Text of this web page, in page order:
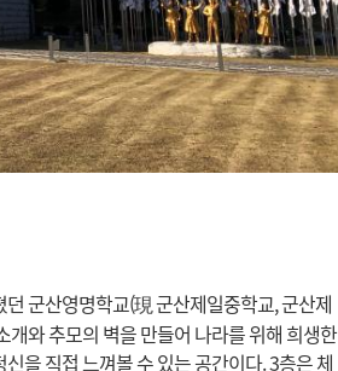
군산영명학교(現 군산제일중학교, 군산제
와 추모의 벽을 만들어 나라를 위해 희생한
을 직접 느껴볼 수 있는 공간이다. 3층은 체